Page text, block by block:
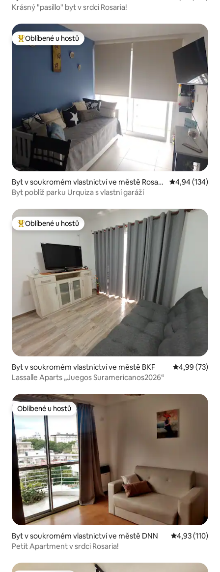
Krásný "pasillo" byt v srdci Rosaria!
Nejlepší v kategorii Oblíbené u hostů
Oblíbené u hostů
Byt v soukromém vlastnictví ve městě Rosari
o
Průměrné
4,94 (134)
Byt poblíž parku Urquiza s vlastní garáží
Nejlepší v kategorii Oblíbené u hostů
Oblíbené u hostů
Byt v soukromém vlastnictví ve městě BKF Průměrné
4,99 (73)
Lassalle Aparts „Juegos Suramericanos2026“
Oblíbené u hostů
Oblíbené u hostů
Byt v soukromém vlastnictví ve městě DNN Průměrné
4,93 (110)
Petit Apartment v srdci Rosaria!